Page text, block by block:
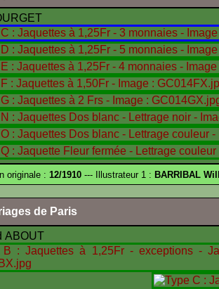
originale : 12/1910 --- Illustrateur 1 : BARRIBAL
de Paris
ABOUT